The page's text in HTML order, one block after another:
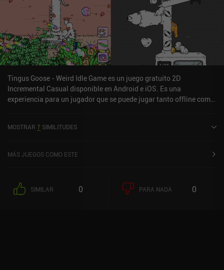
Tingus Goose - Weird Idle Game es un juego gratuito 2D
Incremental Casual disponible en Android e iOS. Es una
experiencia para un jugador que se puede jugar tanto offline como
lanzó en mayo de 2023 y tiene una valoración actual de 3,6 sobre
MOSTRAR 7 SIMILITUDES
MÁS JUEGOS COMO ESTE
SIMILAR 0 PARA NADA 0